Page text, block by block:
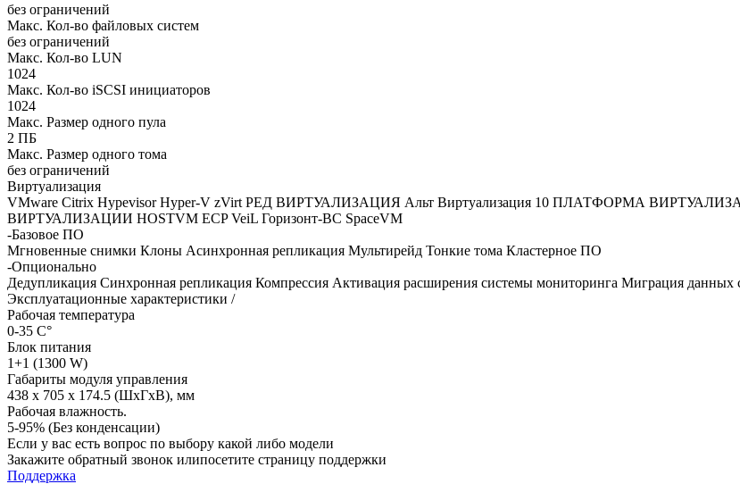
без ограничений
Макс. Кол-во файловых систем
без ограничений
Макс. Кол-во LUN
1024
Макс. Кол-во iSCSI инициаторов
1024
Макс. Размер одного пула
2 ПБ
Макс. Размер одного тома
без ограничений
Виртуализация
VMware Citrix Hypevisor Hyper-V zVirt РЕД ВИРТУАЛИЗАЦИЯ Альт Виртуализация 10 ПЛАТФОРМА
ВИРТУАЛИЗАЦИИ HOSTVM ECP VeiL Горизонт-ВС SpaceVM
-Базовое ПО
Мгновенные снимки Клоны Асинхронная репликация Мультирейд Тонкие тома Кластерное ПО
-Опционально
Дедупликация Синхронная репликация Компрессия Активация расширения системы мониторинга Миграция данных
Эксплуатационные характеристики /
Рабочая температура
0-35 C°
Блок питания
1+1 (1300 W)
Габариты модуля управления
438 x 705 x 174.5 (ШхГхВ), мм
Рабочая влажность.
5-95% (Без конденсации)
Если у вас есть вопрос по выбору какой либо модели
Закажите обратный звонок илипосетите страницу поддержки
Поддержка